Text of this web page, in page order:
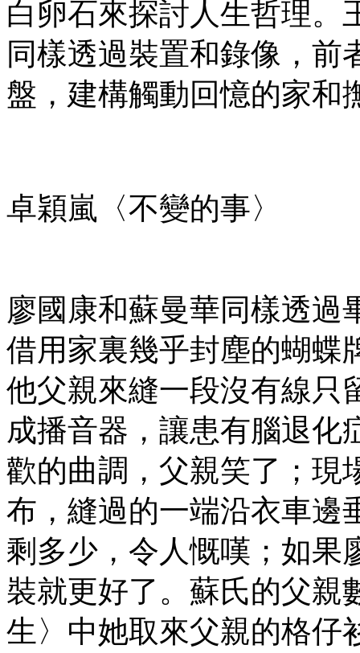
白卵石來探討人生哲理。
同樣透過裝置和錄像，前
盤，建構觸動回憶的家和
卓穎嵐〈不變的事〉
廖國康和蘇曼華同樣透過
借用家裏幾乎封塵的蝴
他父親來縫一段沒有線只
成播音器，讓患有腦退化
歡的曲調，父親笑了；現
布，縫過的一端沿衣車邊
剩多少，令人慨嘆；如果
裝就更好了。蘇氏的父親
生〉中她取來父親的格仔